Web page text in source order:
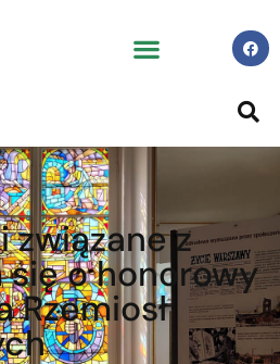
związane z
o honorowy
Rzemiosł